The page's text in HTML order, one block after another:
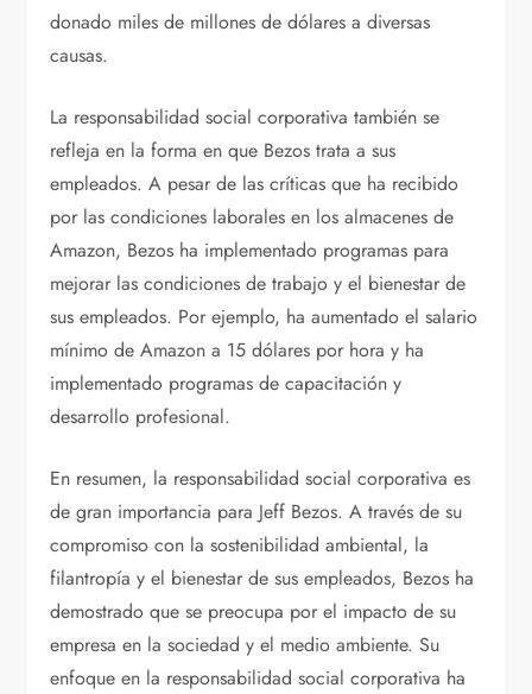
donado miles de millones de dólares a diversas
causas.
La responsabilidad social corporativa también se
refleja en la forma en que Bezos trata a sus
empleados. A pesar de las críticas que ha recibido
por las condiciones laborales en los almacenes de
Amazon, Bezos ha implementado programas para
mejorar las condiciones de trabajo y el bienestar de
sus empleados. Por ejemplo, ha aumentado el salario
mínimo de Amazon a 15 dólares por hora y ha
implementado programas de capacitación y
desarrollo profesional.
En resumen, la responsabilidad social corporativa es
de gran importancia para Jeff Bezos. A través de su
compromiso con la sostenibilidad ambiental, la
filantropía y el bienestar de sus empleados, Bezos ha
demostrado que se preocupa por el impacto de su
empresa en la sociedad y el medio ambiente. Su
enfoque en la responsabilidad social corporativa ha